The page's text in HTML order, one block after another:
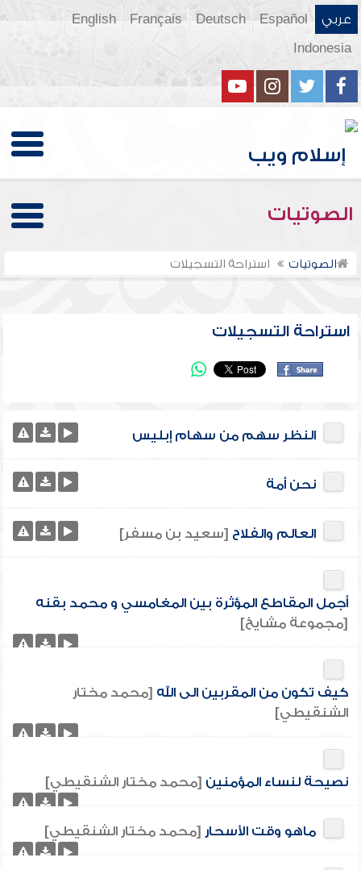
عربي Español
Deutsch
Français
English
Indonesia
الصوتيات
الصوتيات استراحة التسجيلات
استراحة التسجيلات
النظر سهم من سهام إبليس
نحن أمة
العالم والفلاح [سعيد بن مسفر]
أجمل المقاطع المؤثرة بين المغامسي و محمد بقنه
[مجموعة مشايخ]
كيف تكون من المقربين الى الله [محمد مختار
الشنقيطي]
نصيحة لنساء المؤمنين [محمد مختار الشنقيطي]
ماهو وقت الأسحار [محمد مختار الشنقيطي]